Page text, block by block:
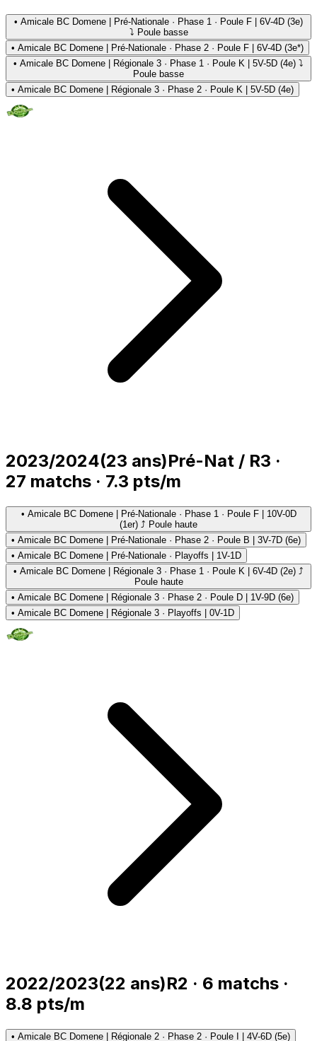
• Amicale BC Domene | Pré-Nationale · Phase 1 · Poule F | 6V-4D (3e)
⤵ Poule basse
• Amicale BC Domene | Pré-Nationale · Phase 2 · Poule F | 6V-4D (3e*)
• Amicale BC Domene | Régionale 3 · Phase 1 · Poule K | 5V-5D (4e) ⤵
Poule basse
• Amicale BC Domene | Régionale 3 · Phase 2 · Poule K | 5V-5D (4e)
2023/2024(23 ans)Pré-Nat / R3 ·
27 matchs · 7.3 pts/m
• Amicale BC Domene | Pré-Nationale · Phase 1 · Poule F | 10V-0D
(1er) ⤴ Poule haute
• Amicale BC Domene | Pré-Nationale · Phase 2 · Poule B | 3V-7D (6e)
• Amicale BC Domene | Pré-Nationale · Playoffs | 1V-1D
• Amicale BC Domene | Régionale 3 · Phase 1 · Poule K | 6V-4D (2e) ⤴
Poule haute
• Amicale BC Domene | Régionale 3 · Phase 2 · Poule D | 1V-9D (6e)
• Amicale BC Domene | Régionale 3 · Playoffs | 0V-1D
2022/2023(22 ans)R2 · 6 matchs ·
8.8 pts/m
• Amicale BC Domene | Régionale 2 · Phase 2 · Poule I | 4V-6D (5e)